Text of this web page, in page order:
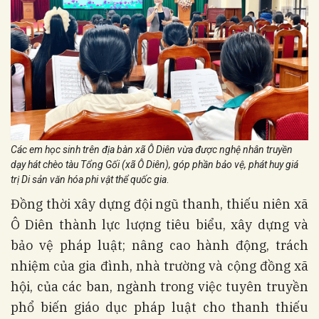
Các em học sinh trên địa bàn xã Ô Diên vừa được nghệ nhân truyền
dạy hát chèo tàu Tổng Gối (xã Ô Diên), góp phần bảo vệ, phát huy giá
trị Di sản văn hóa phi vật thể quốc gia
Đồng thời xây dựng đội ngũ thanh, thiếu niên xã
Ô Diên thành lực lượng tiêu biểu, xây dựng và
bảo vệ pháp luật; nâng cao hành động, trách
nhiệm của gia đình, nhà trường và cộng đồng xã
hội, của các ban, ngành trong việc tuyên truyền
phổ biến giáo dục pháp luật cho thanh thiếu